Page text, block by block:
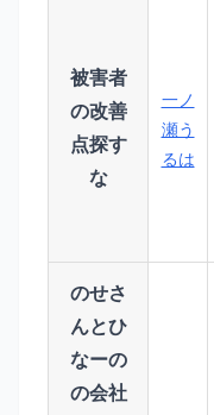
被害者
の改善
点探す
な
一ノ
瀬う
るは
のせさ
んとひ
なーの
の会社